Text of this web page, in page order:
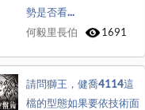
勢是否看...
何毅里長伯
1691
請問獅王，健喬4114這
檔的型態如果要依技術面